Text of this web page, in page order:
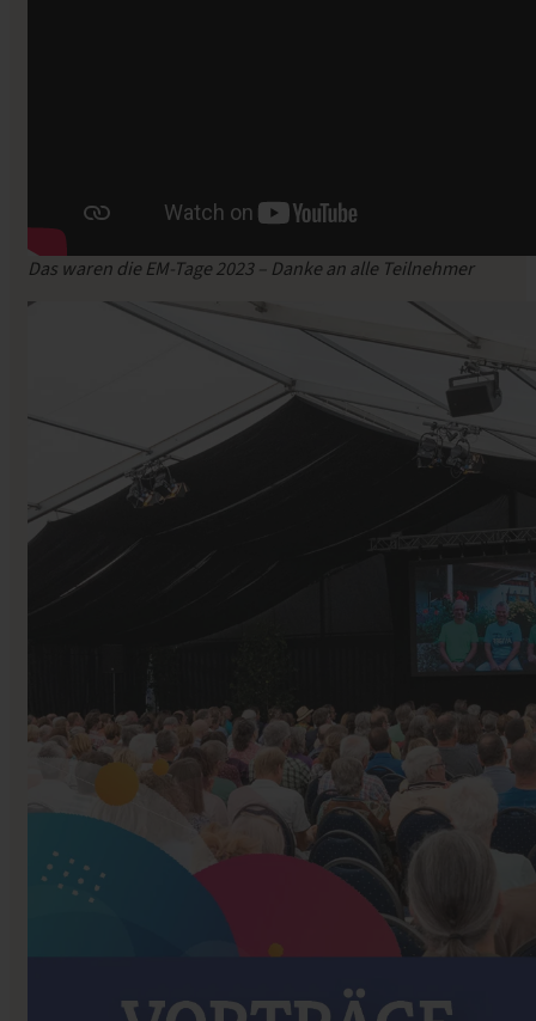
Das waren die EM-Tage 2023 – Danke an alle Teilnehmer